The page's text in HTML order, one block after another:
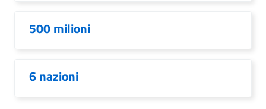
500 milioni
6 nazioni